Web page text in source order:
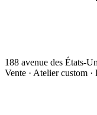
188 avenue des États-
Vente · Atelier custom